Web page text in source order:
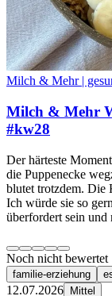
Milch & Mehr |
Milch & Mehr
#kw28
Der härteste
die Puppenecke
blutet trotzdem. Die
Ich würde sie so
überfordert sein und
Noch nicht bewertet
familie-erziehung
12.07.2026 Mittel